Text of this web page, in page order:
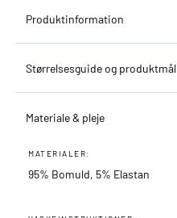
Produktinformation
Størrelsesguide og produktmål
Materiale & pleje
MATERIALER:
95% Bomuld, 5% Elastan